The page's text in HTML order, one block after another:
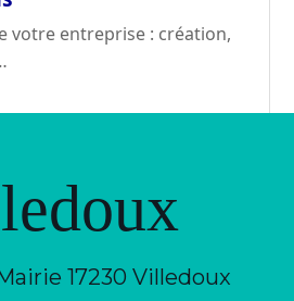
votre entreprise : création,
17230 Villedoux